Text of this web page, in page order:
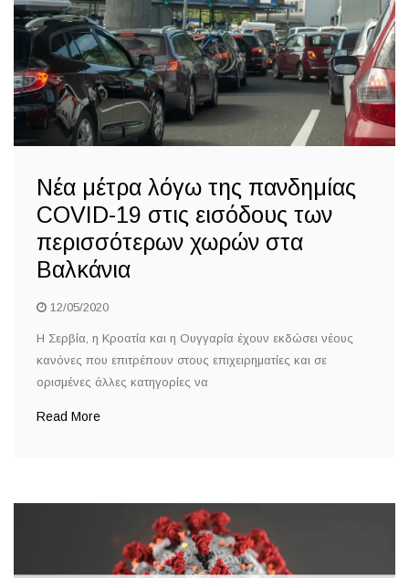
Νέα μέτρα λόγω της πανδημίας
COVID-19 στις εισόδους των
περισσότερων χωρών στα
Βαλκάνια
12/05/2020
Η Σερβία, η Κροατία και η Ουγγαρία έχουν εκδώσει νέους
κανόνες που επιτρέπουν στους επιχειρηματίες και σε
ορισμένες άλλες κατηγορίες να
Read More